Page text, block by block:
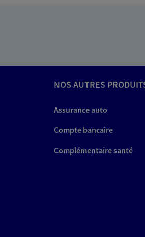
NOS AUTRES
Assurance auto
Compte bancaire
Complémentaire santé